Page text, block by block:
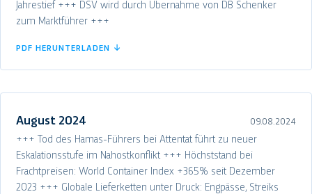
Jahrestief +++ DSV wird durch Übernahme von DB Schenker
zum Marktführer +++
PDF HERUNTERLADEN ↓
August 2024 09.08.2024
+++ Tod des Hamas-Führers bei Attentat führt zu neuer
Eskalationsstufe im Nahostkonflikt +++ Höchststand bei
Frachtpreisen: World Container Index +365% seit Dezember
2023 +++ Globale Lieferketten unter Druck: Engpässe, Streiks